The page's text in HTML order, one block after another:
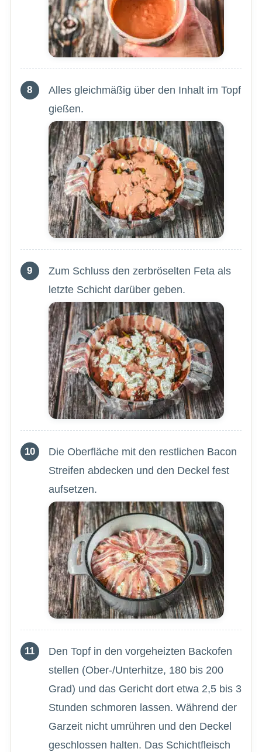
Alles gleichmäßig über den Inhalt im Topf
gießen.
Zum Schluss den zerbröselten Feta als
letzte Schicht darüber geben.
Die Oberfläche mit den restlichen Bacon
Streifen abdecken und den Deckel fest
aufsetzen.
Den Topf in den vorgeheizten Backofen
stellen (Ober-/Unterhitze, 180 bis 200
Grad) und das Gericht dort etwa 2,5 bis 3
Stunden schmoren lassen. Während der
Garzeit nicht umrühren und den Deckel
geschlossen halten. Das Schichtfleisch